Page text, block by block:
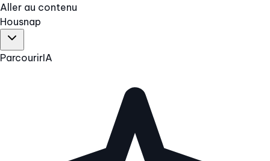
Aller au contenu
Housnap
ParcourirIA